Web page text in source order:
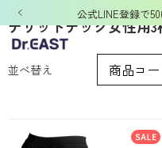
公式LINE登録で
デリットテック女性用
並べ替え